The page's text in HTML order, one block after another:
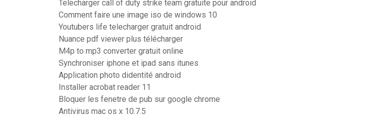
Telecharger call of duty strike team gratuite pour android
Comment faire une image iso de windows 10
Youtubers life telecharger gratuit android
Nuance pdf viewer plus télécharger
M4p to mp3 converter gratuit online
Synchroniser iphone et ipad sans itunes
Application photo didentité android
Installer acrobat reader 11
Bloquer les fenetre de pub sur google chrome
Antivirus mac os x 10.7.5